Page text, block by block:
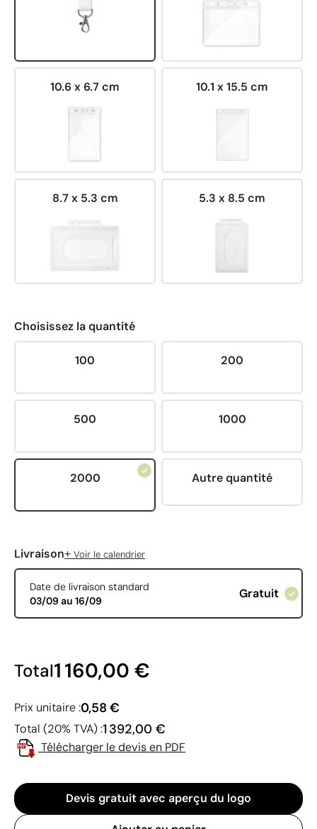
10.6 x 6.7 cm 10.1 x 15.5 cm
8.7 x 5.3 cm 5.3 x 8.5 cm
Choisissez la quantité
100 200
500 1000
2000 Autre quantité
Livraison+ Voir le calendrier
Date de livraison standard
03/09 au 16/09
Gratuit
Total1 160,00 €
Prix unitaire :0,58 €
Total (20% TVA) :1 392,00 €
Télécharger le devis en PDF
Devis gratuit avec aperçu du logo